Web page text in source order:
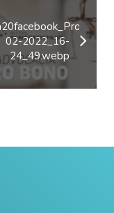
02-2022_16-
24_49.webp